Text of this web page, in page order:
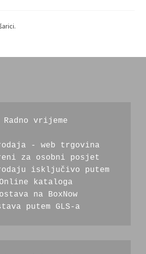
Radno vrijeme
- web trgovina
za osobni posjet
isključivo putem
Online kataloga
na BoxNow
putem GLS-a